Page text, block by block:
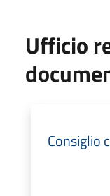
Ufficio
Consiglio